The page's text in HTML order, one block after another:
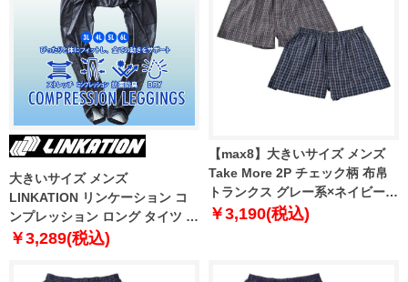
大きいサイズ メンズ
LINKATION リンケーション コ
ンプレッション ロング タイツ レ
ギンス ストレッチ 抗菌防臭 吸汗
ア lkit-239002
￥3,289(税込)
【max8】大きいサイズ メンズ
Take More 2P チェック柄 布帛
トランクス グレー系×ネイビー系
1249-5335-1 3L 4L 5L 6L 7L 8L
￥3,190(税込)